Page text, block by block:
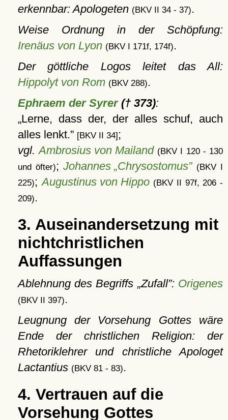
erkennbar: Apologeten (BKV II 34 - 37).
Weise Ordnung in der Schöpfung:
Irenäus von Lyon (BKV I 171f, 174f).
Der göttliche Logos leitet das All:
Hippolyt von Rom (BKV 288).
Ephraem der Syrer(† 373):
Lerne, dass der, der alles schuf, auch
alles lenkt.
[BKV II 34];
vgl.Ambrosius von Mailand (BKV I 120 - 130
und öfter);Johannes „Chrysostomus” (BKV I
225);Augustinus von Hippo (BKV II 97f, 206 -
209).
3. Auseinandersetzung mit
nichtchristlichen
Auffassungen
Ablehnung des Begriffs Zufall : Origenes
(BKV II 397).
Leugnung der Vorsehung Gottes wäre
Ende der christlichen Religion: der
Rhetoriklehrer und christliche Apologet
Lactantius (BKV 81 - 83).
4. Vertrauen auf die
Vorsehung Gottes